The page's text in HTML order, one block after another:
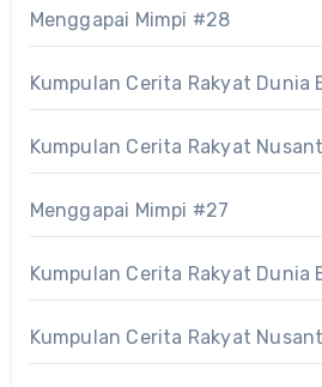
Menggapai Mimpi #28
Kumpulan Cerita Rakyat Dunia
Kumpulan Cerita Rakyat
Menggapai Mimpi #27
Kumpulan Cerita Rakyat Dunia
Kumpulan Cerita Rakyat